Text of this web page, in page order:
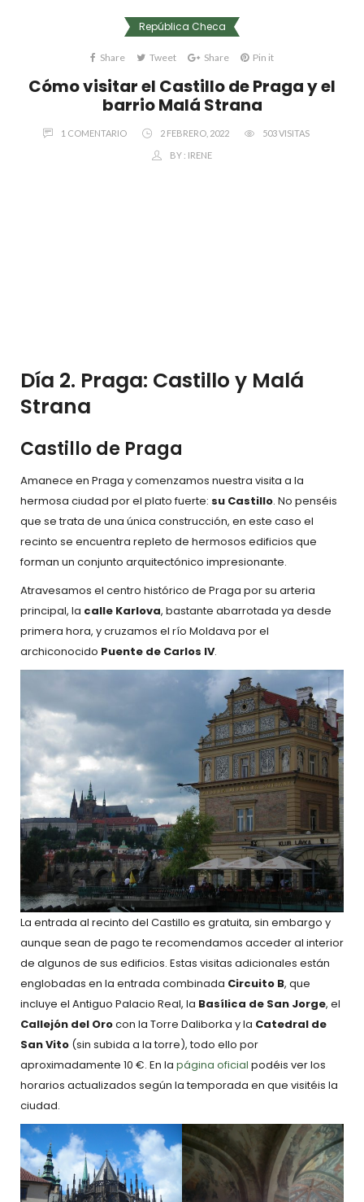
República Checa
Share Tweet Share Pin it
Cómo visitar el Castillo de Praga y el
barrio Malá Strana
1 COMENTARIO 2 FEBRERO, 2022 503 VISITAS
BY : IRENE
Día 2. Praga: Castillo y Malá
Strana
Castillo de Praga
Amanece en Praga y comenzamos nuestra visita a la
hermosa ciudad por el plato fuerte: su Castillo. No penséis
que se trata de una única construcción, en este caso el
recinto se encuentra repleto de hermosos edificios que
forman un conjunto arquitectónico impresionante.
Atravesamos el centro histórico de Praga por su arteria
principal, la calle Karlova, bastante abarrotada ya desde
primera hora, y cruzamos el río Moldava por el
archiconocido Puente de Carlos IV.
La entrada al recinto del Castillo es gratuita, sin embargo y
aunque sean de pago te recomendamos acceder al interior
de algunos de sus edificios. Estas visitas adicionales están
englobadas en la entrada combinada Circuito B, que
incluye el Antiguo Palacio Real, la Basílica de San Jorge, el
Callejón del Orocon la Torre Daliborka y la Catedral de
San Vito (sin subida a la torre), todo ello por
aproximadamente 10 €. En la página oficial podéis ver los
horarios actualizados según la temporada en que visitéis la
ciudad.